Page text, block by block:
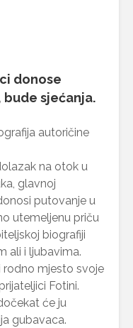
donose
sjećanja.
autoričine
na otok u
glavnoj
putovanje u
utemeljenu priču
biografiji
ali i ljubavima.
rodno mjesto svoje
Fotini.
će ju
gubavaca.